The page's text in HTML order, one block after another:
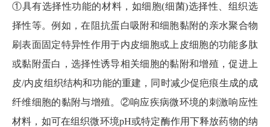
①具有选择性功能的材料，如细胞(细菌)选择性、组织选
择性等。例如，在阻抗蛋白吸附和细胞黏附的亲水聚合物
刷表面固定特异性作用于内皮细胞或上皮细胞的功能多肽
或黏附蛋白，选择性诱导相关细胞的黏附和增殖，促进上
皮/内皮组织结构和功能的重建，同时减少促疤痕生成的成
纤维细胞的黏附与增殖。②响应疾病微环境的刺激响应性
材料，如可在组织微环境pH或特定酶作用下释放药物的纳